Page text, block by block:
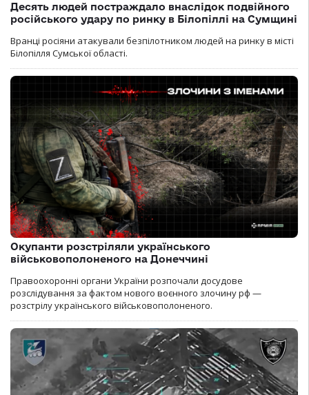
Десять людей постраждало внаслідок подвійного
російського удару по ринку в Білопіллі на Сумщині
Вранці росіяни атакували безпілотником людей на ринку в місті
Білопілля Сумської області.
Окупанти розстріляли українського
військовополоненого на Донеччині
Правоохоронні органи України розпочали досудове
розслідування за фактом нового воєнного злочину рф —
розстрілу українського військовополоненого.